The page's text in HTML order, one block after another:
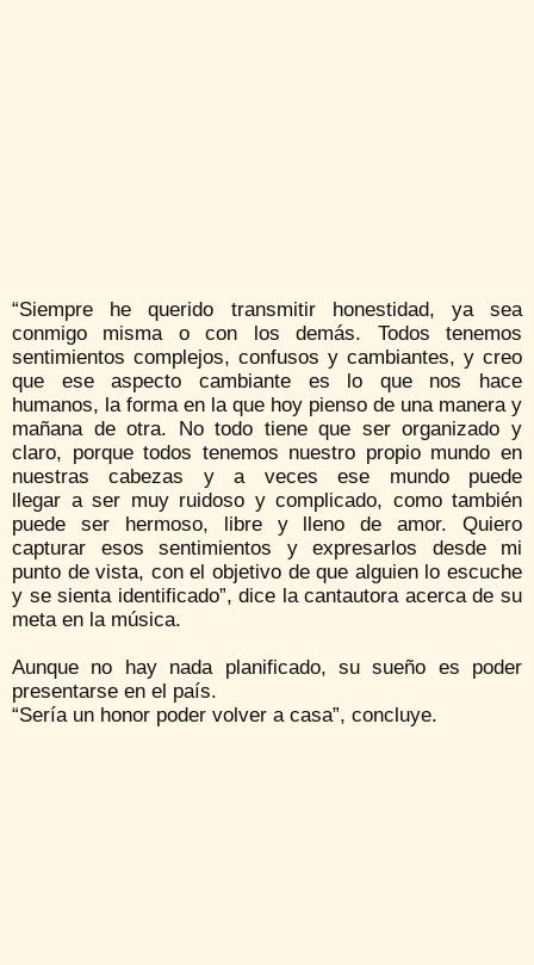
“Siempre he querido transmitir honestidad, ya sea
conmigo misma o con los demás. Todos tenemos
sentimientos complejos, confusos y cambiantes, y creo
que ese aspecto cambiante es lo que nos hace
humanos, la forma en la que hoy pienso de una manera y
mañana de otra. No todo tiene que ser organizado y
claro, porque todos tenemos nuestro propio mundo en
nuestras cabezas y a veces ese mundo puede
llegar a ser muy ruidoso y complicado, como también
puede ser hermoso, libre y lleno de amor. Quiero
capturar esos sentimientos y expresarlos desde mi
punto de vista, con el objetivo de que alguien lo escuche
y se sienta identificado”, dice la cantautora acerca de su
meta en la música.
Aunque no hay nada planificado, su sueño es poder
presentarse en el país.
“Sería un honor poder volver a casa”, concluye.